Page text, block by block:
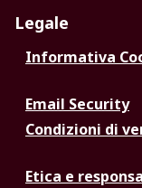
Legale
Informativa
Email Security
Condizioni di
Etica e